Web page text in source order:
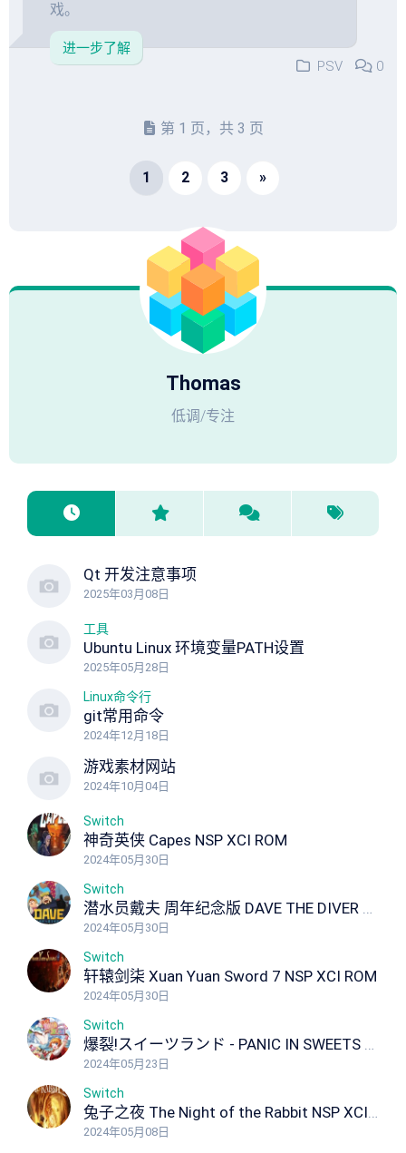
戏。
进一步了解
PSV
0
第 1 页，共 3 页
1 2 3 »
Thomas
低调/专注
Qt 开发注意事项
2025年03月08日
工具
Ubuntu Linux 环境变量PATH设置
2025年05月28日
Linux命令行
git常用命令
2024年12月18日
游戏素材网站
2024年10月04日
Switch
神奇英侠 Capes NSP XCI ROM
2024年05月30日
Switch
潜水员戴夫 周年纪念版 DAVE THE DIVER Anniversary Edition NSP XCI ROM
2024年05月30日
Switch
轩辕剑柒 Xuan Yuan Sword 7 NSP XCI ROM
2024年05月30日
Switch
爆裂!スイーツランド - PANIC IN SWEETS LAND Panic in Sweets Land NSP XCI ROM
2024年05月23日
Switch
兔子之夜 The Night of the Rabbit NSP XCI ROM
2024年05月08日